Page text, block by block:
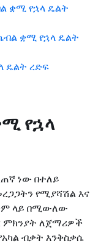
ቋሚ የኋላ ዴልት
ቋሚ የኋላ ዴልት
ዴልት ረድፍ
የኋላ
ነው በተለይ
የሚያሻሽል እና
ላይ በሚውለው
ምክንያት ለጀማሪዎች
ብቃት እንቅስቃሴ